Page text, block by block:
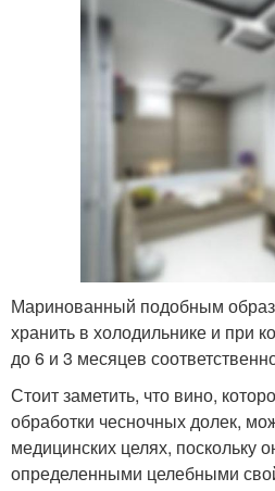
Маринованный подобным
хранить в холодильнике и при
до 6 и 3 месяцев
Стоит заметить, что вино,
обработки чесночных долек,
медицинских целях, поскольку
определенными целебными